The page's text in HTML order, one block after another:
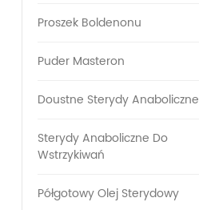
Proszek Boldenonu
Puder Masteron
Doustne Sterydy Anaboliczne
Sterydy Anaboliczne Do
Wstrzykiwań
Półgotowy Olej Sterydowy